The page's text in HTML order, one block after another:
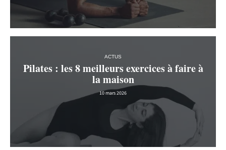
ACTUS
Pilates : les 8 meilleurs exercices à faire à
la maison
10 mars 2026